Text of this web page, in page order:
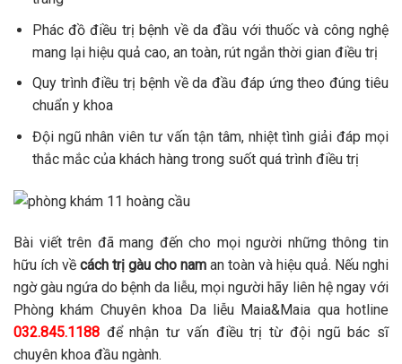
Phác đồ điều trị bệnh về da đầu với thuốc và công nghệ
mang lại hiệu quả cao, an toàn, rút ngắn thời gian điều trị
Quy trình điều trị bệnh về da đầu đáp ứng theo đúng tiêu
chuẩn y khoa
Đội ngũ nhân viên tư vấn tận tâm, nhiệt tình giải đáp mọi
thắc mắc của khách hàng trong suốt quá trình điều trị
Bài viết trên đã mang đến cho mọi người những thông tin
hữu ích về cách trị gàu cho nam an toàn và hiệu quả. Nếu nghi
ngờ gàu ngứa do bệnh da liễu, mọi người hãy liên hệ ngay với
Phòng khám Chuyên khoa Da liễu Maia&Maia qua hotline
032.845.1188 để nhận tư vấn điều trị từ đội ngũ bác sĩ
chuyên khoa đầu ngành.